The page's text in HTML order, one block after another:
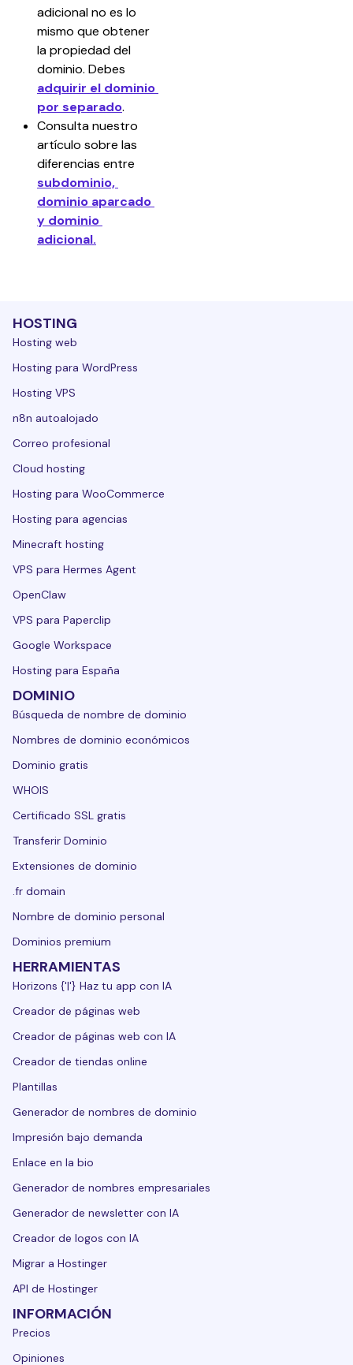
adicional no es lo
mismo que obtener
la propiedad del
dominio. Debes
adquirir el dominio
por separado.
Consulta nuestro
artículo sobre las
diferencias entre
subdominio,
dominio aparcado
y dominio
adicional.
HOSTING
Hosting web
Hosting para WordPress
Hosting VPS
n8n autoalojado
Correo profesional
Cloud hosting
Hosting para WooCommerce
Hosting para agencias
Minecraft hosting
VPS para Hermes Agent
OpenClaw
VPS para Paperclip
Google Workspace
Hosting para España
DOMINIO
Búsqueda de nombre de dominio
Nombres de dominio económicos
Dominio gratis
WHOIS
Certificado SSL gratis
Transferir Dominio
Extensiones de dominio
.fr domain
Nombre de dominio personal
Dominios premium
HERRAMIENTAS
Horizons {'|'} Haz tu app con IA
Creador de páginas web
Creador de páginas web con IA
Creador de tiendas online
Plantillas
Generador de nombres de dominio
Impresión bajo demanda
Enlace en la bio
Generador de nombres empresariales
Generador de newsletter con IA
Creador de logos con IA
Migrar a Hostinger
API de Hostinger
INFORMACIÓN
Precios
Opiniones